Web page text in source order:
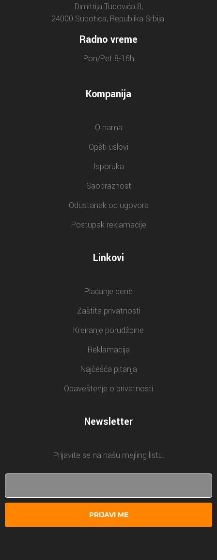
Dimitrija Tucovića 8,
24000 Subotica, Republika Srbija.
Radno vreme
Pon/Pet 8-16h
Kompanija
O nama
Opšti uslovi
Isporuka
Saobraznost
Odustanak od ugovora
Postupak reklamacije
Linkovi
Plaćanje cene
Zaštita privatnosti
Kreiranje porudžbine
Reklamacija
Najčešća pitanja
Obaveštenje o privatnosti
Newsletter
Prijavite se na našu mejling listu.
PRIJAVI ME